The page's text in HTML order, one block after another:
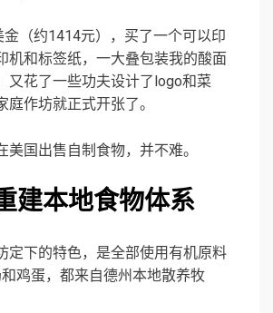
（约1414元），买了一个可以印
机和标签纸，一大叠包装我的酸面
又花了一些功夫设计了logo和菜
庭作坊就正式开张了。
美国出售自制食物，并不难。
建本地食物体系
定下的特色，是全部使用有机原料
鸡蛋，都来自德州本地散养牧